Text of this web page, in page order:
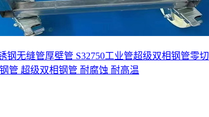
钢无缝管厚壁管 S32750工业管超级双相钢管零切
管 超级双相钢管 耐腐蚀 耐高温